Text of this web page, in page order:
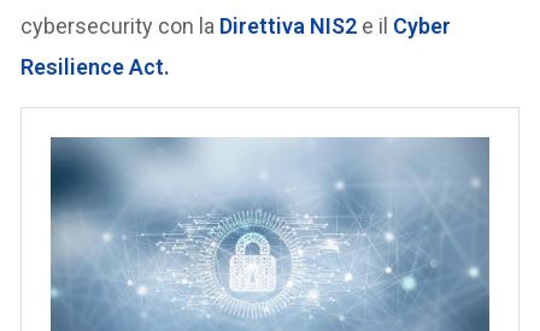
cybersecurity con la Direttiva NIS2 e il Cyber
Resilience Act.